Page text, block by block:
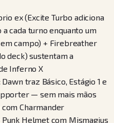
ex (Excite Turbo adiciona
a cada turno enquanto um
campo) + Firebreather
deck) sustentam a
Inferno X
traz Básico, Estágio 1 e
— sem mais mãos
Charmander
Helmet com Mismagius